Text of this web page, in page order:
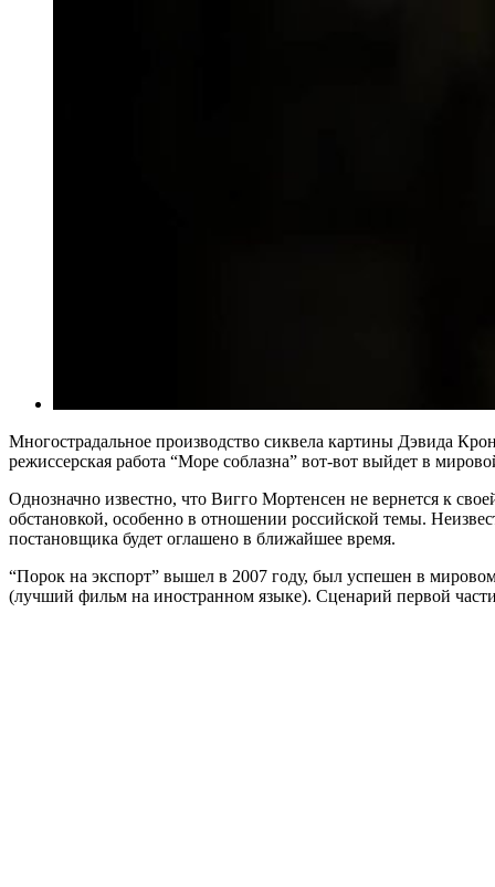
Многострадальное производство сиквела картины Дэвида
режиссерская работа “Море соблазна” вот-вот выйдет в
Однозначно известно, что Вигго Мортенсен не вернется к
обстановкой, особенно в отношении российской темы.
постановщика будет оглашено в ближайшее время.
“Порок на экспорт” вышел в 2007 году, был успешен в
(лучший фильм на иностранном языке). Сценарий первой